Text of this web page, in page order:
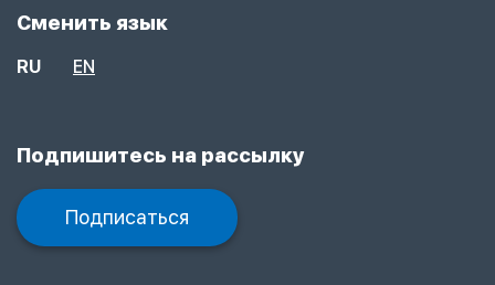
Сменить язык
RU EN
Подпишитесь на рассылку
Подписаться